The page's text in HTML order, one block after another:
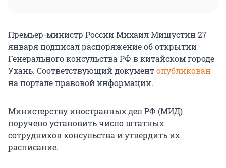
Премьер-министр России Михаил Мишустин 27
января подписал распоряжение об открытии
Генерального консульства РФ в китайском городе
Ухань. Соответствующий документопубликован
на портале правовой информации.
Министерству иностранных дел РФ (МИД)
поручено установить число штатных
сотрудников консульства и утвердить их
расписание.